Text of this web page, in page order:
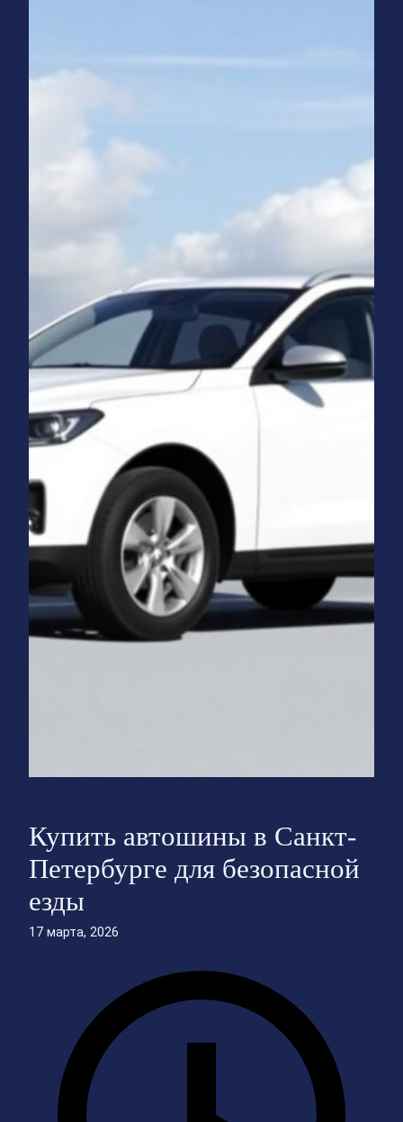
Купить автошины в Санкт-
Петербурге для безопасной
езды
17 марта, 2026